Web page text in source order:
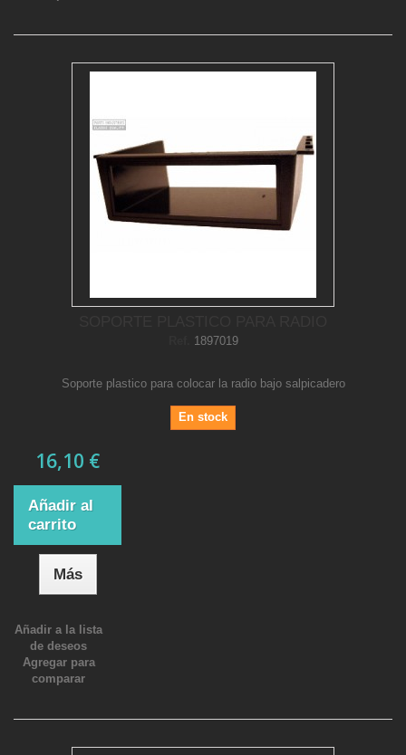
1897019
Soporte plastico para colocar la radio bajo salpicadero
En stock
16,10 €
Añadir al
carrito
Más
Añadir a la lista
de deseos
Agregar para
comparar